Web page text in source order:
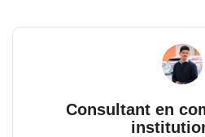
Consultant en